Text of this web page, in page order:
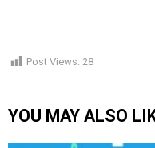
Post Views: 28
YOU MAY ALSO